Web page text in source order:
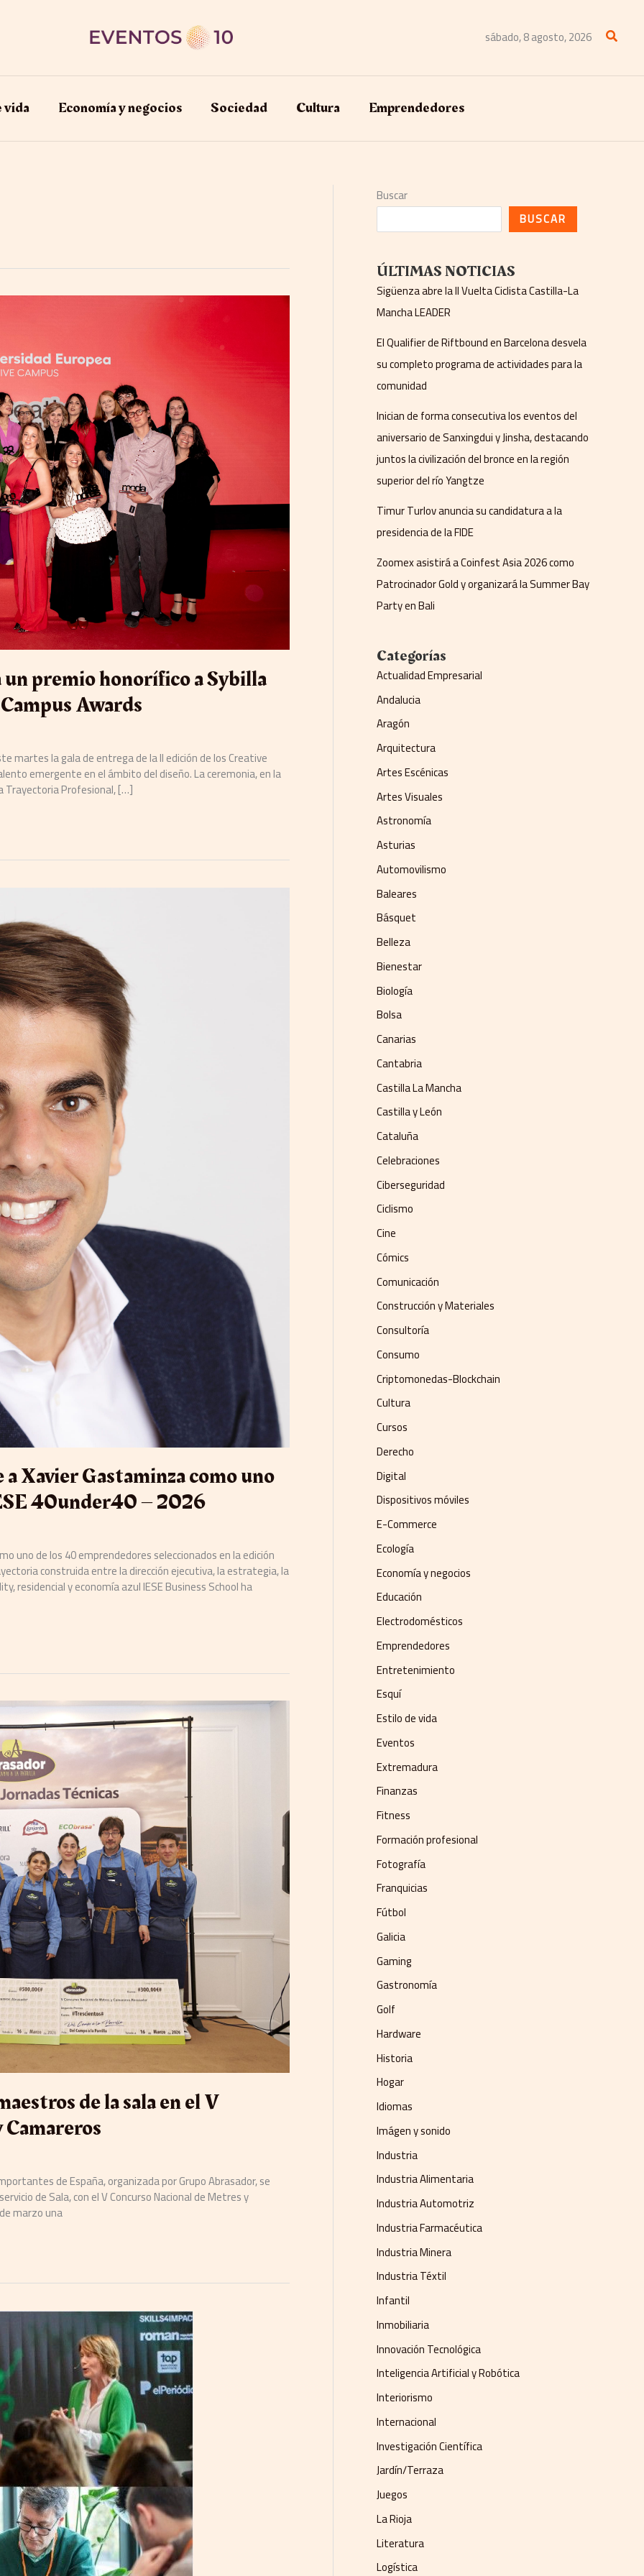
sábado, 8 agosto, 2026 Buscar
vida Economía y negocios​ Sociedad Cultura Emprendedores
premio honorífico a Sybilla
Awards
martes la gala de entrega de la II edición de los Creative
emergente en el ámbito del diseño. La ceremonia, en la
Trayectoria Profesional, […]
Xavier Gastaminza como uno
40under40 – 2026
uno de los 40 emprendedores seleccionados en la edición
construida entre la dirección ejecutiva, la estrategia, la
residencial y economía azul IESE Business School ha
de la sala en el V
de España, organizada por Grupo Abrasador, se
de Sala, con el V Concurso Nacional de Metres y
marzo una
Buscar
BUSCAR
ÚLTIMAS NOTICIAS
Sigüenza abre la II Vuelta Ciclista Castilla-La
Mancha LEADER
El Qualifier de Riftbound en Barcelona desvela
su completo programa de actividades para la
comunidad
Inician de forma consecutiva los eventos del
aniversario de Sanxingdui y Jinsha, destacando
juntos la civilización del bronce en la región
superior del río Yangtze
Timur Turlov anuncia su candidatura a la
presidencia de la FIDE
Zoomex asistirá a Coinfest Asia 2026 como
Patrocinador Gold y organizará la Summer Bay
Party en Bali
Categorías
Actualidad Empresarial
Andalucia
Aragón
Arquitectura
Artes Escénicas
Artes Visuales
Astronomía
Asturias
Automovilismo
Baleares
Básquet
Belleza
Bienestar
Biología
Bolsa
Canarias
Cantabria
Castilla La Mancha
Castilla y León
Cataluña
Celebraciones
Ciberseguridad
Ciclismo
Cine
Cómics
Comunicación
Construcción y Materiales
Consultoría
Consumo
Criptomonedas-Blockchain
Cultura
Cursos
Derecho
Digital
Dispositivos móviles
E-Commerce
Ecología
Economía y negocios​
Educación
Electrodomésticos
Emprendedores
Entretenimiento
Esquí
Estilo de vida
Eventos
Extremadura
Finanzas
Fitness
Formación profesional
Fotografía
Franquicias
Fútbol
Galicia
Gaming
Gastronomía
Golf
Hardware
Historia
Hogar
Idiomas
Imágen y sonido
Industria
Industria Alimentaria
Industria Automotriz
Industria Farmacéutica
Industria Minera
Industria Téxtil
Infantil
Inmobiliaria
Innovación Tecnológica
Inteligencia Artificial y Robótica
Interiorismo
Internacional
Investigación Científica
Jardín/Terraza
Juegos
La Rioja
Literatura
Logística